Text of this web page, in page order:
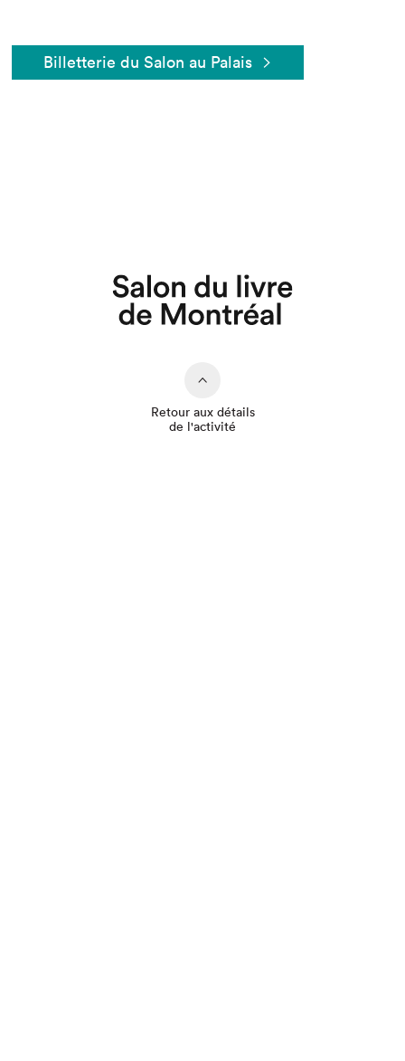
Billetterie du Salon au Palais
Retour aux détails
de l'activité